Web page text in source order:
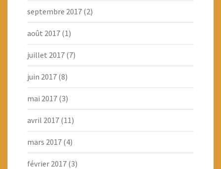
septembre 2017 (2)
août 2017 (1)
juillet 2017 (7)
juin 2017 (8)
mai 2017 (3)
avril 2017 (11)
mars 2017 (4)
février 2017 (3)